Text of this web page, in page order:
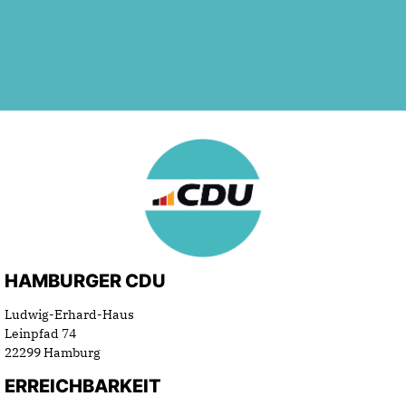
HAMBURGER CDU
Ludwig-Erhard-Haus
Leinpfad 74
22299 Hamburg
ERREICHBARKEIT